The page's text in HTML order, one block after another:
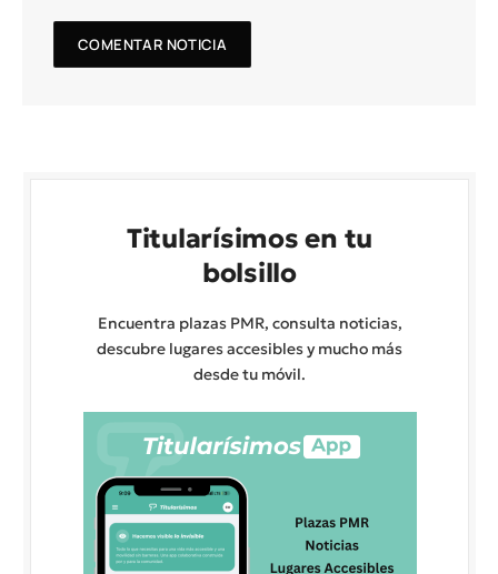
Titularísimos en tu
bolsillo
Encuentra plazas PMR, consulta noticias,
descubre lugares accesibles y mucho más
desde tu móvil.